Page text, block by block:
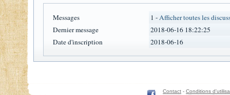
Messages 1 -Afficher toutes les
Dernier message
2018-06-16 18:22:25
Date d'inscription
2018-06-16
Contact - Conditions